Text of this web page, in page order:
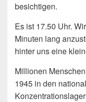
besichtigen.
Es ist 17.50 Uhr.
Minuten lang
hinter uns eine
Millionen
1945 in den